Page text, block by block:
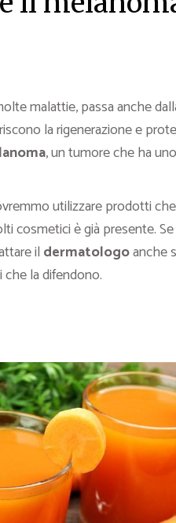
malattie, passa anche
la rigenerazione e
, un tumore che ha
utilizzare prodotti
cosmetici è già presente.
il dermatologoanche
la difendono.